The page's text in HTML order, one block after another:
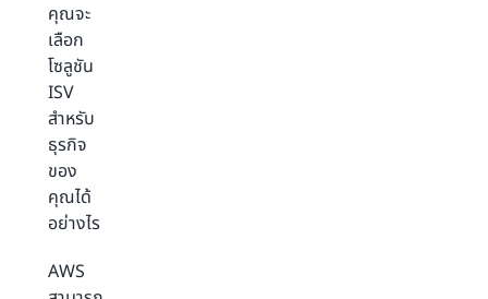
คุณจะ
เลือก
โซลูชัน
ISV
สำหรับ
ธุรกิจ
ของ
คุณได้
อย่างไร
AWS